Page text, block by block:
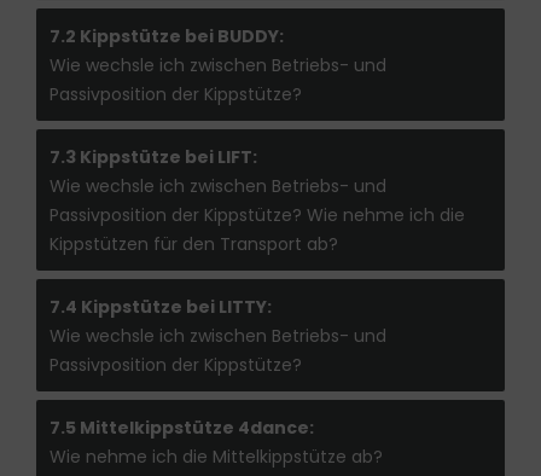
7.2 Kippstütze bei BUDDY:
Wie wechsle ich zwischen Betriebs- und
Passivposition der Kippstütze?
7.3 Kippstütze bei LIFT:
Wie wechsle ich zwischen Betriebs- und
Passivposition der Kippstütze? Wie nehme ich die
Kippstützen für den Transport ab?
7.4 Kippstütze bei LITTY:
Wie wechsle ich zwischen Betriebs- und
Passivposition der Kippstütze?
7.5 Mittelkippstütze 4dance:
Wie nehme ich die Mittelkippstütze ab?